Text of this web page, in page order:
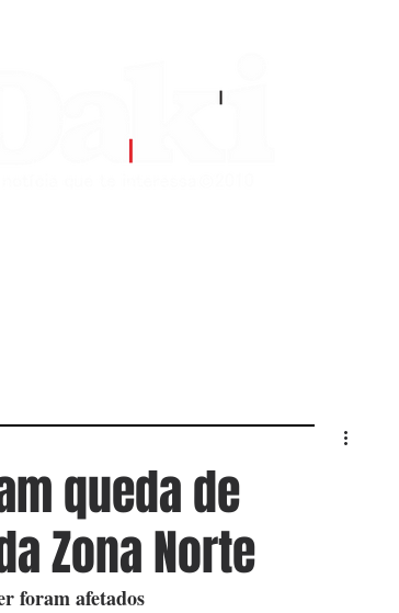
queda de
Zona Norte
foram afetados